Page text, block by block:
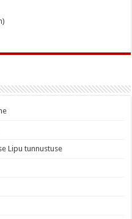
Lipu tunnustuse